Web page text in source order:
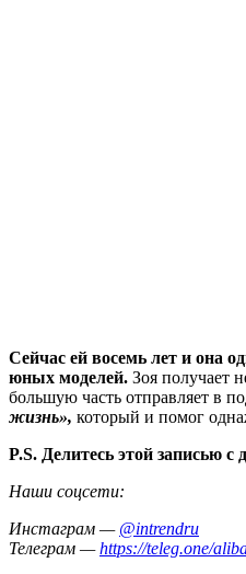
Сейчас ей восемь лет и она
юных моделей. Зоя получает
большую часть отправляет в
жизнь», который и помог
P.S. Делитесь этой записью с
Наши соцсети:
Инстаграм — @intrendru
Телеграм —https://teleg.one/